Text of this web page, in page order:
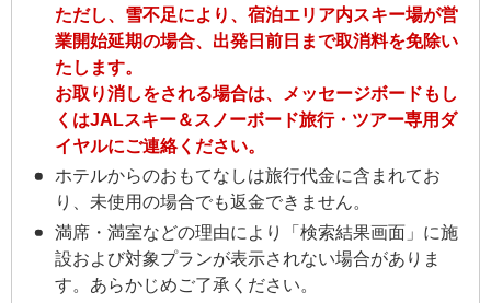
ただし、雪不足により、宿泊エリア内スキー場が営
業開始延期の場合、出発日前日まで取消料を免除い
たします。
お取り消しをされる場合は、メッセージボードもし
くはJALスキー＆スノーボード旅行・ツアー専用ダ
イヤルにご連絡ください。
ホテルからのおもてなしは旅行代金に含まれてお
り、未使用の場合でも返金できません。
満席・満室などの理由により「検索結果画面」に施
設および対象プランが表示されない場合がありま
す。あらかじめご了承ください。